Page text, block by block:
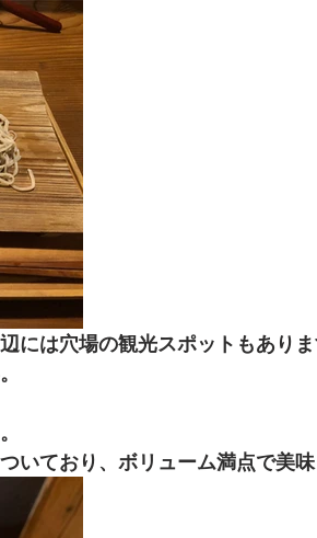
には穴場の観光スポットもあり
いており、ボリューム満点で美